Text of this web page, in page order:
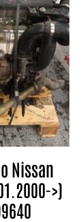
Nissan
>)